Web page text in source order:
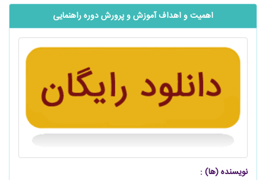
اهمیت و اهداف آموزش و پرورش دوره راهنمایی
نویسنده (ها) :